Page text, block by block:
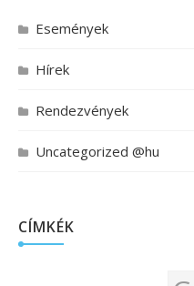
Események
Hírek
Rendezvények
Uncategorized @hu
CÍMKÉK